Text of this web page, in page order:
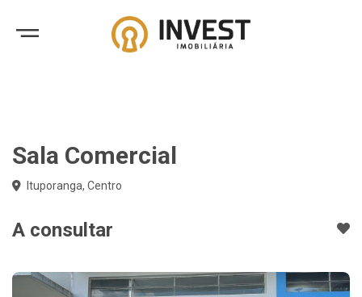
Sala Comercial
Ituporanga, Centro
A consultar